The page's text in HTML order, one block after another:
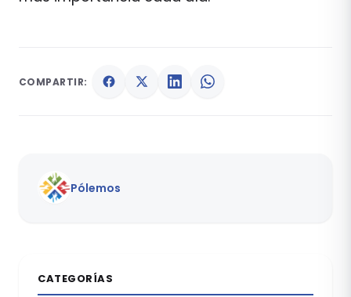
COMPARTIR:
Pólemos
CATEGORÍAS